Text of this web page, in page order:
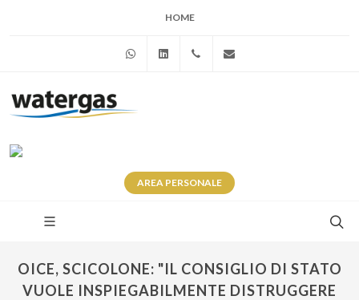
HOME
WhatsAppLinkedin+39 345 281 0246
AREA PERSONALE
OICE, SCICOLONE: "IL CONSIGLIO DI STATO
VUOLE INSPIEGABILMENTE DISTRUGGERE